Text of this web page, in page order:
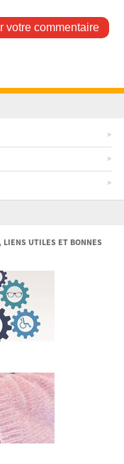
votre commentaire
LIENS UTILES ET BONNES